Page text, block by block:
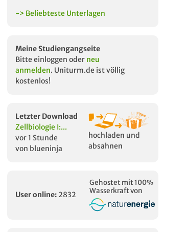
-> Beliebteste Unterlagen
Meine Studiengangseite
Bitte einloggen oder neu
anmelden. Uniturm.de ist völlig
kostenlos!
Letzter Download
Zellbiologie I:...
vor 1 Stunde
von blueninja
hochladen und
absahnen
User online: 2832
Gehostet mit 100%
Wasserkraft von